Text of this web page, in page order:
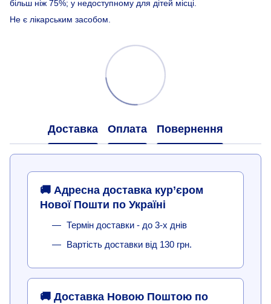
більш ніж 75%; у недоступному для дітей місці.
Не є лікарським засобом.
Доставка Оплата Повернення
🚚 Адресна доставка кур’єром
Нової Пошти по Україні
Термін доставки - до 3-х днів
Вартість доставки від 130 грн.
🚚 Доставка Новою Поштою по